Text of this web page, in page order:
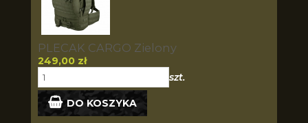
PLECAK CARGO Zielony
249,00 zł
szt.
DO KOSZYKA